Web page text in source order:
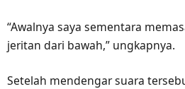
“Awalnya saya sementara
jeritan dari bawah,” ungkapnya.
Setelah mendengar suara